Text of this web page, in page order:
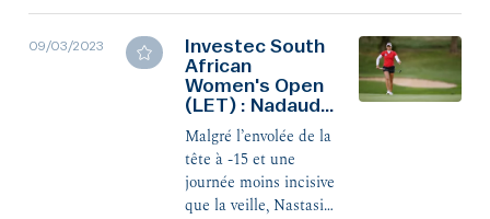
Suède, où la victoire
est revenue à la locale
Lisa Pettersson.
09/03/2023
Investec South
African
Women's Open
(LET) : Nadaud
toujours là
Malgré l’envolée de la
tête à -15 et une
journée moins incisive
que la veille, Nastasia